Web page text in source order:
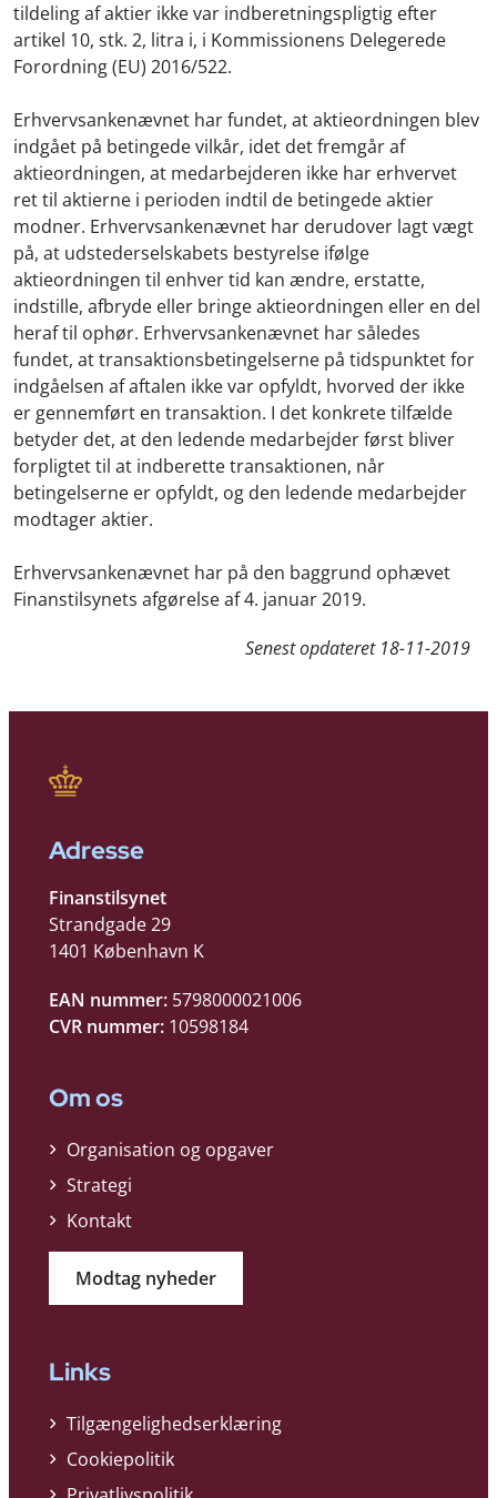
tildeling af aktier ikke var indberetningspligtig efter
artikel 10, stk. 2, litra i, i Kommissionens Delegerede
Forordning (EU) 2016/522.
Erhvervsankenævnet har fundet, at aktieordningen blev
indgået på betingede vilkår, idet det fremgår af
aktieordningen, at medarbejderen ikke har erhvervet
ret til aktierne i perioden indtil de betingede aktier
modner. Erhvervsankenævnet har derudover lagt vægt
på, at udstederselskabets bestyrelse ifølge
aktieordningen til enhver tid kan ændre, erstatte,
indstille, afbryde eller bringe aktieordningen eller en del
heraf til ophør. Erhvervsankenævnet har således
fundet, at transaktionsbetingelserne på tidspunktet for
indgåelsen af aftalen ikke var opfyldt, hvorved der ikke
er gennemført en transaktion. I det konkrete tilfælde
betyder det, at den ledende medarbejder først bliver
forpligtet til at indberette transaktionen, når
betingelserne er opfyldt, og den ledende medarbejder
modtager aktier.
Erhvervsankenævnet har på den baggrund ophævet
Finanstilsynets afgørelse af 4. januar 2019.
Senest opdateret 18-11-2019
Adresse
Finanstilsynet
Strandgade 29
1401 København K
EAN nummer: 5798000021006
CVR nummer: 10598184
Om os
Organisation og opgaver
Strategi
Kontakt
Modtag nyheder
Links
Tilgængelighedserklæring
Cookiepolitik